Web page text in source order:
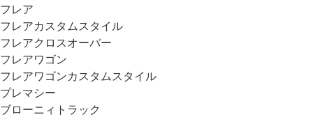
フレア
フレアカスタムスタイル
フレアクロスオーバー
フレアワゴン
フレアワゴンカスタムスタイル
プレマシー
ブローニィトラック